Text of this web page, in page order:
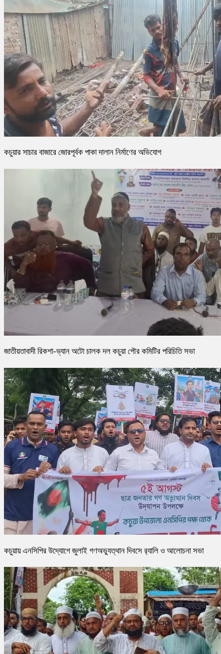
কচুয়ার সাচার বাজারে জোরপূর্বক পাকা দালান নির্মাণের অভিযোগ
জাতীয়তাবাদী রিকশা-ভ্যান অটো চালক দল কচুয়া পৌর কমিটির পরিচিতি সভা
কচুয়ায় এনসিপির উদ্যোগে জুলাই গণঅভ্যুত্থান দিবসে র‌্যালি ও আলোচনা সভা